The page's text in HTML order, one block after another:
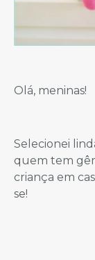
Olá, meninas!
Selecionei
quem tem
criança em
se!